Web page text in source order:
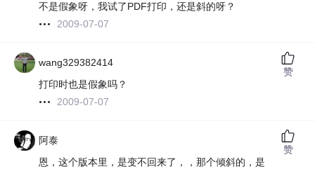
不是假象呀，我试了PDF打印，还是斜的呀？
2009-07-07
wang329382414
打印时也是假象吗？
2009-07-07
赞
阿泰
恩，这个版本里，是变不回来了，，那个倾斜的，是
赞